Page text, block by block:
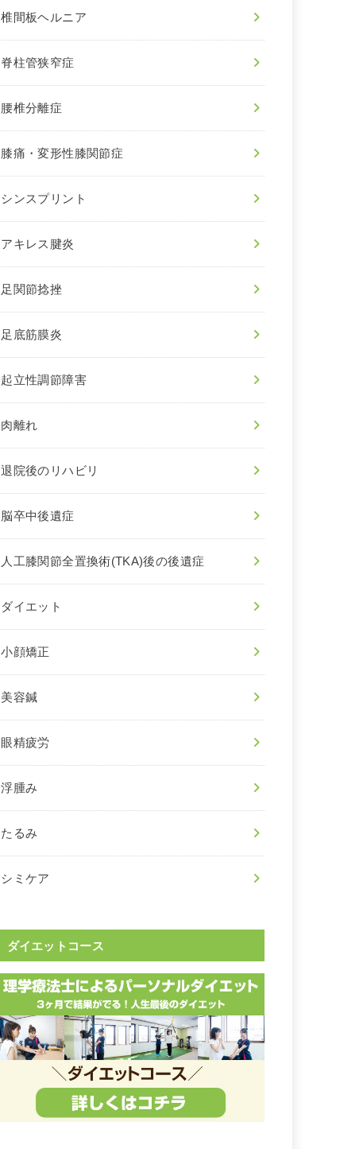
椎間板ヘルニア
脊柱管狭窄症
腰椎分離症
膝痛・変形性膝関節症
シンスプリント
アキレス腱炎
足関節捻挫
足底筋膜炎
起立性調節障害
肉離れ
退院後のリハビリ
脳卒中後遺症
人工膝関節全置換術(TKA)後の後遺症
ダイエット
小顔矯正
美容鍼
眼精疲労
浮腫み
たるみ
シミケア
ダイエットコース